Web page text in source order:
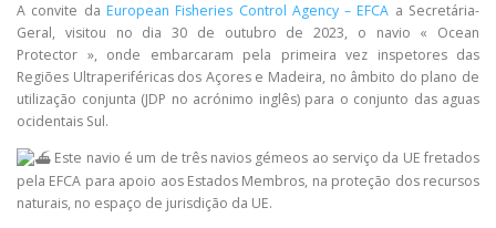
A convite da European Fisheries Control Agency – EFCA a Secretária-
Geral, visitou no dia 30 de outubro de 2023, o navio « Ocean
Protector », onde embarcaram pela primeira vez inspetores das
Regiões Ultraperiféricas dos Açores e Madeira, no âmbito do plano de
utilização conjunta (JDP no acrónimo inglês) para o conjunto das aguas
ocidentais Sul.
Este navio é um de três navios gémeos ao serviço da UE fretados
pela EFCA para apoio aos Estados Membros, na proteção dos recursos
naturais, no espaço de jurisdição da UE.